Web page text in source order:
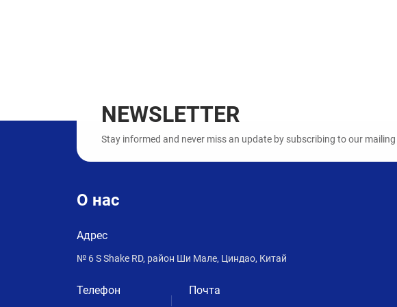
NEWSLETTER
Stay informed and never miss an update by subscribing to our
О нас
Адрес
№ 6 S Shake RD, район Ши Мале, Циндао, Китай
Телефон Почта